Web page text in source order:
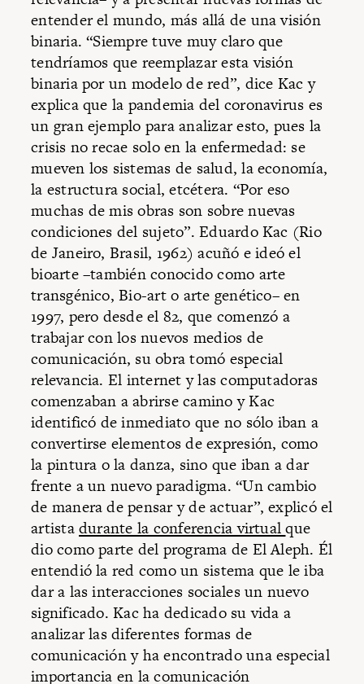
entender el mundo, más allá de una visión
binaria. “Siempre tuve muy claro que
tendríamos que reemplazar esta visión
binaria por un modelo de red”, dice Kac y
explica que la pandemia del coronavirus es
un gran ejemplo para analizar esto, pues la
crisis no recae solo en la enfermedad: se
mueven los sistemas de salud, la economía,
la estructura social, etcétera. “Por eso
muchas de mis obras son sobre nuevas
condiciones del sujeto”. Eduardo Kac (Rio
de Janeiro, Brasil, 1962) acuñó e ideó el
bioarte –también conocido como arte
transgénico, Bio-art o arte genético– en
1997, pero desde el 82, que comenzó a
trabajar con los nuevos medios de
comunicación, su obra tomó especial
relevancia. El internet y las computadoras
comenzaban a abrirse camino y Kac
identificó de inmediato que no sólo iban a
convertirse elementos de expresión, como
la pintura o la danza, sino que iban a dar
frente a un nuevo paradigma. “Un cambio
de manera de pensar y de actuar”, explicó el
artistadurante la conferencia virtualque
dio como parte del programa de El Aleph. Él
entendió la red como un sistema que le iba
dar a las interacciones sociales un nuevo
significado. Kac ha dedicado su vida a
analizar las diferentes formas de
comunicación y ha encontrado una especial
importancia en la comunicación